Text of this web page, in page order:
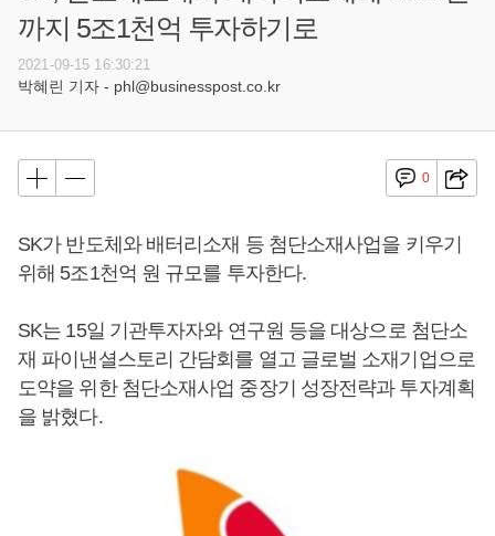
까지 5조1천억 투자하기로
2021-09-15 16:30:21
박혜린 기자 - phl@businesspost.co.kr
0
SK가 반도체와 배터리소재 등 첨단소재사업을 키우기
위해 5조1천억 원 규모를 투자한다.
SK는 15일 기관투자자와 연구원 등을 대상으로 첨단소
재 파이낸셜스토리 간담회를 열고 글로벌 소재기업으로
도약을 위한 첨단소재사업 중장기 성장전략과 투자계획
을 밝혔다.